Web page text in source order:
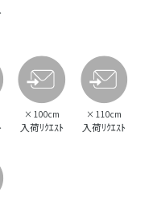
× 100cm
入荷ﾘｸｴｽﾄ
× 110cm
入荷ﾘｸｴｽﾄ